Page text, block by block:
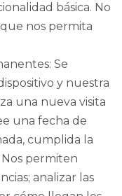
básica. No
nos permita
Se
y nuestra
una nueva visita
una fecha de
cumplida la
permiten
analizar las